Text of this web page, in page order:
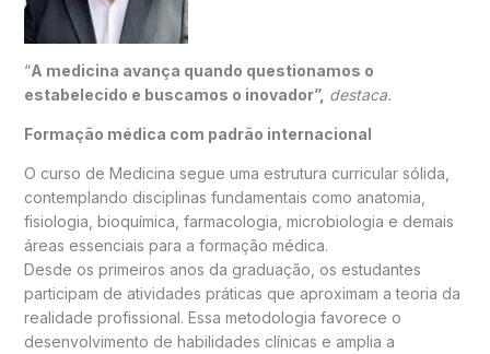
“A medicina avança quando questionamos o
estabelecido e buscamos o inovador”, destaca.
Formação médica com padrão internacional
O curso de Medicina segue uma estrutura curricular sólida,
contemplando disciplinas fundamentais como anatomia,
fisiologia, bioquímica, farmacologia, microbiologia e demais
áreas essenciais para a formação médica.
Desde os primeiros anos da graduação, os estudantes
participam de atividades práticas que aproximam a teoria da
realidade profissional. Essa metodologia favorece o
desenvolvimento de habilidades clínicas e amplia a